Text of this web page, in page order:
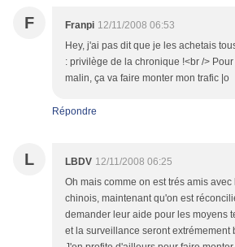
F Franpi 12/11/2008 06:53
Hey, j'ai pas dit que je les achetais
: privilège de la chronique !<br />
malin, ça va faire monter mon trafic |o
Répondre
L LBDV 12/11/2008 06:25
Oh mais comme on est trés amis
chinois, maintenant qu'on est
demander leur aide pour les moyens
et la surveillance seront extrémement